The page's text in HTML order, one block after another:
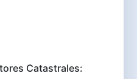
Catastrales: